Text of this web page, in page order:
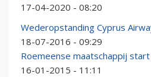
17-04-2020 - 08:20
Wederopstanding Cyprus
18-07-2016 - 09:29
Roemeense maatschappij
16-01-2015 - 11:11